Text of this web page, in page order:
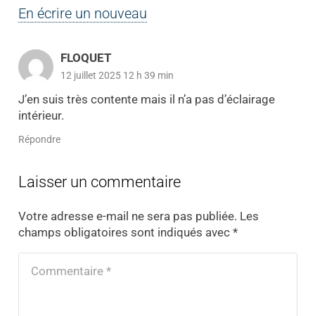
En écrire un nouveau
FLOQUET
12 juillet 2025 12 h 39 min
J’en suis très contente mais il n’a pas d’éclairage
intérieur.
Répondre
Laisser un commentaire
Votre adresse e-mail ne sera pas publiée. Les
champs obligatoires sont indiqués avec *